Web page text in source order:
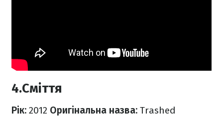
4.Сміття
Рік: 2012 Оригінальна назва: Trashed